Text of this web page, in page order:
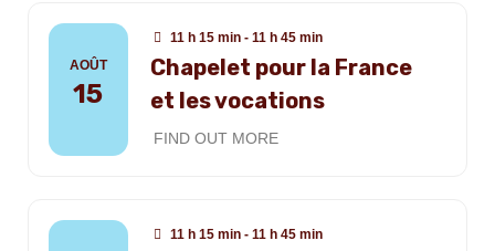
AOÛT
15
11 h 15 min - 11 h 45 min
Chapelet pour la France
et les vocations
FIND OUT MORE
11 h 15 min - 11 h 45 min